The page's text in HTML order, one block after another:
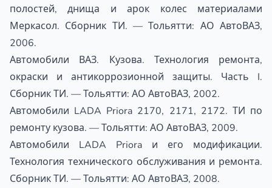
полостей, днища и арок колес материалами
Меркасол. Сборник ТИ. — Тольятти: АО АвтоВАЗ,
2006.
Автомобили ВАЗ. Кузова. Технология ремонта,
окраски и антикоррозионной защиты. Часть I.
Сборник ТИ. — Тольятти: АО АвтоВАЗ, 2002.
Автомобили LADA Priora 2170, 2171, 2172. ТИ по
ремонту кузова. — Тольятти: АО АвтоВАЗ, 2009.
Автомобили LADA Priora и его модификации.
Технология технического обслуживания и ремонта.
Сборник ТИ. — Тольятти: АО АвтоВАЗ, 2008.